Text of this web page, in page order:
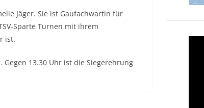
Jäger. Sie ist Gaufachwartin für
Sparte Turnen mit ihrem
ist.
13.30 Uhr ist die Siegerehrung